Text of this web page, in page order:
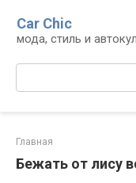
контенту
Car Chic
мода, стиль и
Поиск:
Главная
Бежать от лису